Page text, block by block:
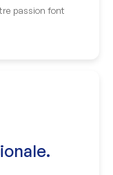
passion font